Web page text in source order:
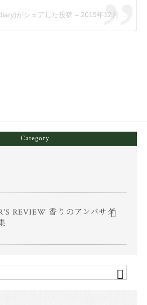
がシェアした投稿 – 2019年12月月22日午後4時43分PST
Category
REVIEW 香りのアンバサダ